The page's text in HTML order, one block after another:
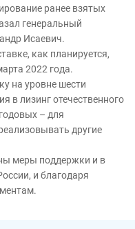
ранее взятых
генеральный
Исаевич.
как планируется,
2022 года.
на уровне шести
в лизинг отечественного
– для
другие
меры поддержки и в
и благодаря